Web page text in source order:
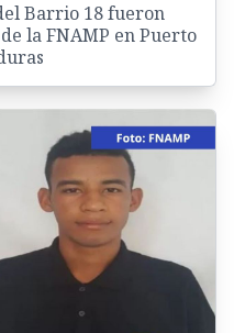
Barrio 18 fueron
la FNAMP en Puerto